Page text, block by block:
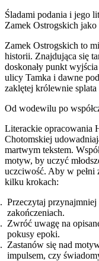
Śladami podania i jego
Zamek Ostrogskich
Zamek Ostrogskich to
historii. Znajdująca się
doskonały punkt
ulicy Tamka i dawne
zaklętej królewnie
Od wodewilu po
Literackie opracowania
Chotomskiej
martwym tekstem.
motyw, by uczyć
uczciwość. Aby w pełni
kilku krokach:
Przeczytaj
zakończeniach.
Zwróć uwagę na
pokusy epoki.
Zastanów się nad
impulsem, czy